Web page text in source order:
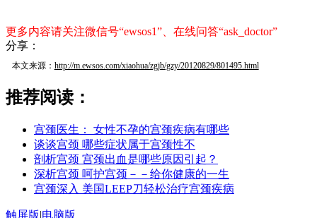
更多内容请关注微信号“ewsos1”、在线问答“ask_doctor”
分享：
本文来源： http://m.ewsos.com/xiaohua/zgjb/gzy/20120829/801495.html
推荐阅读：
宫颈医生： 女性不孕的宫颈疾病有哪些
谈谈宫颈 哪些症状属于宫颈性不
剖析宫颈 宫颈出血是哪些原因引起？
深析宫颈 呵护宫颈－－给你健康的一生
宫颈深入 美国LEEP刀轻松治疗宫颈疾病
触屏版|电脑版